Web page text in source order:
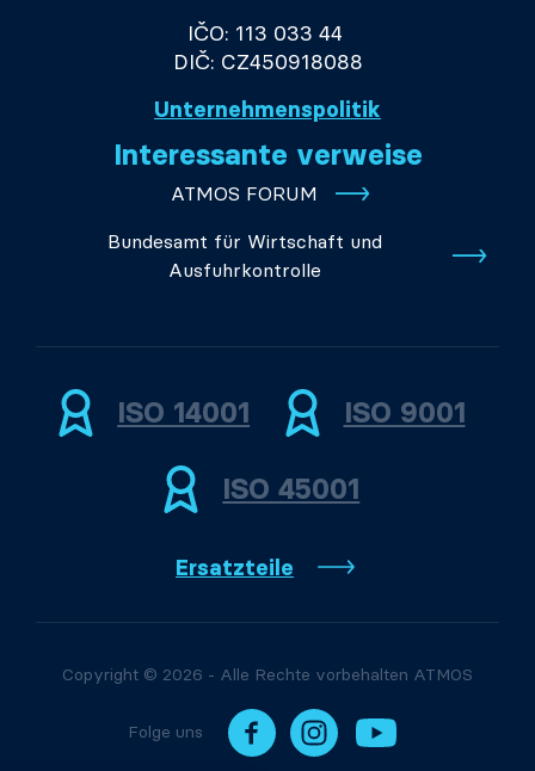
IČO: 113 033 44
DIČ: CZ450918088
Unternehmenspolitik
Interessante verweise
ATMOS FORUM
Bundesamt für Wirtschaft und
Ausfuhrkontrolle
ISO 14001 ISO 9001
ISO 45001
Ersatzteile
Copyright © 2026 - Alle Rechte vorbehalten ATMOS
Folge uns